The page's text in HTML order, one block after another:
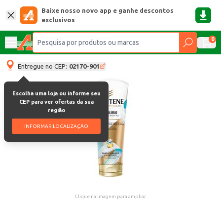
Baixe nosso novo app e ganhe descontos
exclusivos
0
Entregue no CEP: 02170-901
Escolha uma loja ou informe seu
CEP para ver ofertas da sua
região
INFORMAR LOCALIZAÇÃO
Clique na imagem para ampliar.